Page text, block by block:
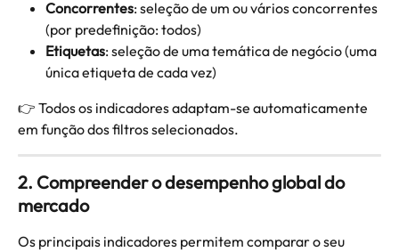
Concorrentes: seleção de um ou vários concorrentes
(por predefinição: todos)
Etiquetas: seleção de uma temática de negócio (uma
única etiqueta de cada vez)
👉 Todos os indicadores adaptam-se automaticamente
em função dos filtros selecionados.
2. Compreender o desempenho global do
mercado
Os principais indicadores permitem comparar o seu